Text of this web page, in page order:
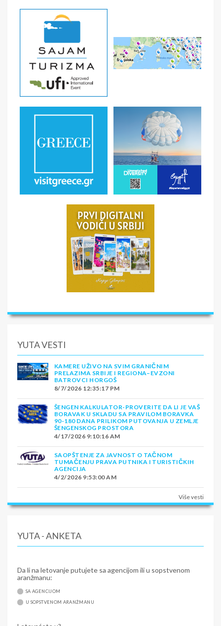
YUTA VESTI
KAMERE UŽIVO NA SVIM GRANIČNIM
PRELAZIMA SRBIJE I REGIONA–EVZONI
BATROVCI HORGOŠ
8/7/2026 12:35:17 PM
ŠENGEN KALKULATOR-PROVERITE DA LI JE VAŠ
BORAVAK U SKLADU SA PRAVILOM BORAVKA
90-180 DANA PRILIKOM PUTOVANJA U ZEMLJE
ŠENGENSKOG PROSTORA
4/17/2026 9:10:16 AM
SAOPŠTENJE ZA JAVNOST O TAČNOM
TUMAČENJU PRAVA PUTNIKA I TURISTIČKIH
AGENCIJA
4/2/2026 9:53:00 AM
Više vesti
YUTA - ANKETA
Da li na letovanje putujete sa agencijom ili u sopstvenom
aranžmanu:
SA AGENCIJOM
U SOPSTVENOM ARANŽMANU